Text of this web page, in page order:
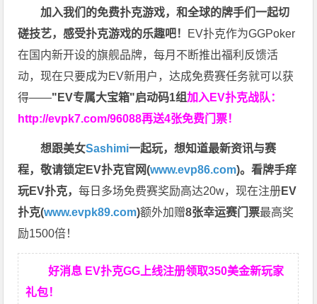
加入我们的免费扑克游戏，和全球的牌手们一起切
磋技艺，感受扑克游戏的乐趣吧！ EV扑克作为GGPoker
在国内新开设的旗舰品牌，每月不断推出福利反馈活
动，现在只要成为EV新用户，达成免费赛任务就可以获
得——"EV专属大宝箱"启动码1组加入EV扑克战队：
http://evpk7.com/96088再送4张免费门票！
想跟美女Sashimi一起玩，想知道最新资讯与赛
程，敬请锁定EV扑克官网(www.evp86.com)。看牌手痒
玩EV扑克，每日多场免费赛奖励高达20w，现在注册EV
扑克(www.evpk89.com)额外加赠8张幸运赛门票最高奖
励1500倍！
好消息 EV扑克GG上线注册领取350美金新玩家
礼包！